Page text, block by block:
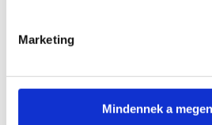
Marketing
Mindennek a